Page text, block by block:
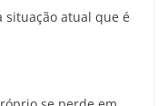
situação atual que é